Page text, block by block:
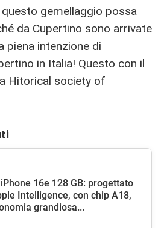
gemellaggio possa
da Cupertino sono arrivate
piena intenzione di
in Italia! Questo con il
Hitorical society of
16e 128 GB: progettato
Intelligence, con chip A18,
grandiosa...